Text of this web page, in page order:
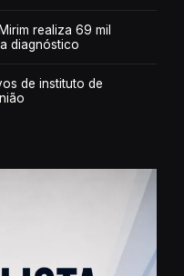
realiza 69 mil
diagnóstico
de instituto de